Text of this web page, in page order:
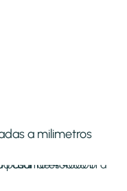
a milimetros